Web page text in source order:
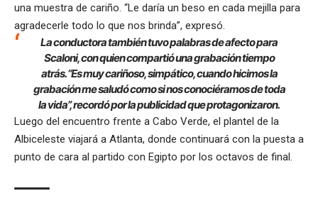
una muestra de cariño. “Le daría un beso en cada mejilla para
agradecerle todo lo que nos brinda”, expresó.
La conductora también tuvo palabras de afecto para
Scaloni, con quien compartió una grabación tiempo
atrás. “Es muy cariñoso, simpático, cuando hicimos la
grabación me saludó como si nos conociéramos de toda
la vida”, recordó por la publicidad que protagonizaron.
Luego del encuentro frente a Cabo Verde, el plantel de la
Albiceleste viajará a Atlanta, donde continuará con la puesta a
punto de cara al partido con Egipto por los octavos de final.